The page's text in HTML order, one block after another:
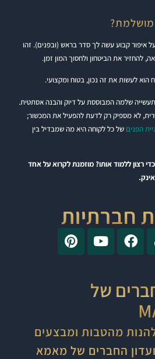
מושלמת?
איפור קבוע עשה לך סדר בראש (ובפנים). זהו
להחזיר את הביטחון ולחסוך המון זמן.
לעשות את זה נכון, בטוח ומקצועי.
שלמה המבוססת על דיוק והבנה אסתטית.
לא מספיק רק לדעת להפעיל את המכשור;
הפנים של כל לקוחה היא מה שמבדיל בין
רצון ללמוד אותו? מוזמנת לקרוא על אחד
חברתיות
של
מהטבות ומבצעים
החברים של מאמא